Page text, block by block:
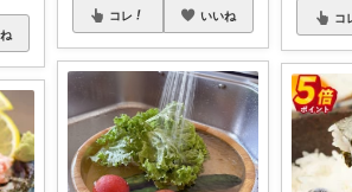
コレ いいね コ